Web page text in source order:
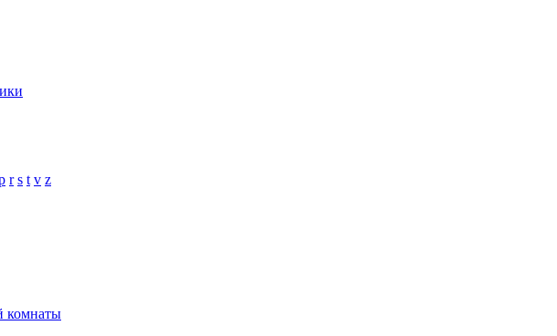
r s t v z
комнаты